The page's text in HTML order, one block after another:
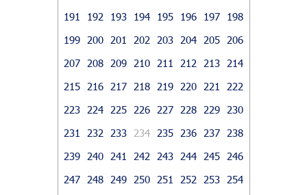
191
192 193 194 195 196 197
198
199
200 201 202 203 204 205
206
207
208 209 210 211 212 213
214
215
216 217 218 219 220 221
222
223
224 225 226 227 228 229
230
231
232 233 234 235 236 237
238
239
240 241 242 243 244 245
246
247
248 249 250 251 252 253
254